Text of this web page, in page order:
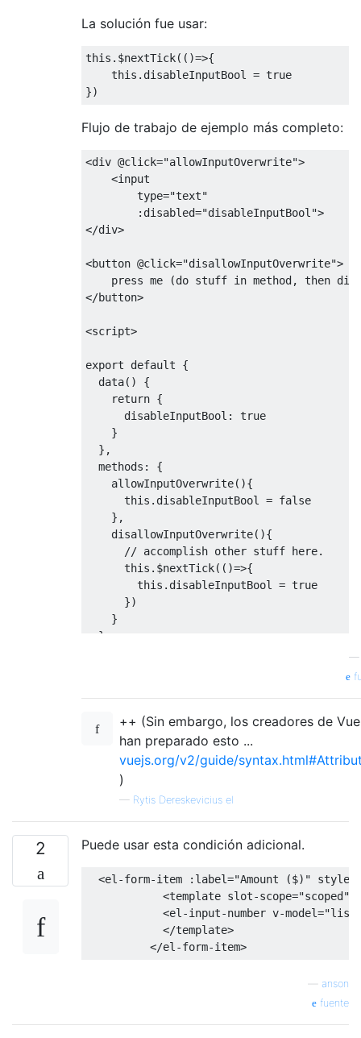
La solución fue usar:
this . $nextTick(()=>{
this . disableInputBool = true
})
Flujo de trabajo de ejemplo más completo:
<div @click="allowInputOverwrite">
<input
        type
="text"
: disabled="disableInputBool">
</div>
<button @click="disallowInputOverwrite">
    press me
(do stuff in method,
then
</button>
<script>
export default
{
  data
()
{
return {
      disableInputBool
:
true
}
},
  methods
:
{
    allowInputOverwrite
(){
this . disableInputBool = false
},
    disallowInputOverwrite
(){
// accomplish other stuff here.
this . $nextTick(()=>{
this . disableInputBool = true
})
}
}
++ (Sin embargo, los creadores de
han preparado esto ...
vuejs.org/v2/guide/
)
— Rytis Dereskevicius el
2 Puede usar esta condición adicional.
<el -form-item : label="Amount ($)" style
<template slot-scope="scoped"
<el -input-number v-model=
</template>
</el -form-item>
anson
fuente